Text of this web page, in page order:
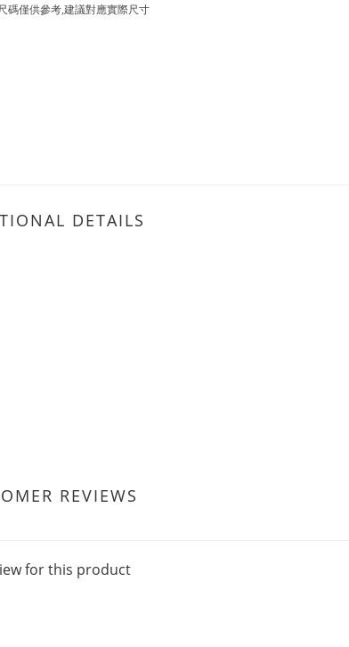
碼僅供參考,建議對應實際尺寸
DETAILS
REVIEWS
for this product